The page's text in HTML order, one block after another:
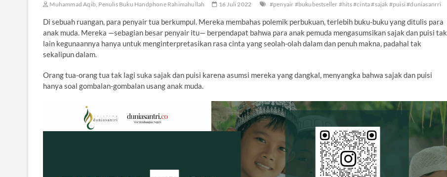
Muhammad Aqib, Penulis Buku Handphone Rahimahullah 16 Juli 2022 #penyair #bukubestseller #hits #cinta #sajak #puisi #duniasanrri
Di sebuah ruangan, para penyair tua berkumpul. Mereka membahas polemik perbukuan, terlebih buku-buku yang ditulis para
anak muda. Mereka —sebagian besar penyair itu— berpendapat bahwa para anak pemuda mengasumsikan sajak dan puisi tak
lain kegunaannya hanya untuk menginterpretasikan rasa cinta yang seolah-olah dalam dan penuh makna, padahal tak
sekalipun dalam.
Orang tua-orang tua tak lagi suka sajak dan puisi karena asumsi mereka yang dangkal, menyangka bahwa sajak dan puisi
hanya soal gombalan-gombalan usang anak muda.